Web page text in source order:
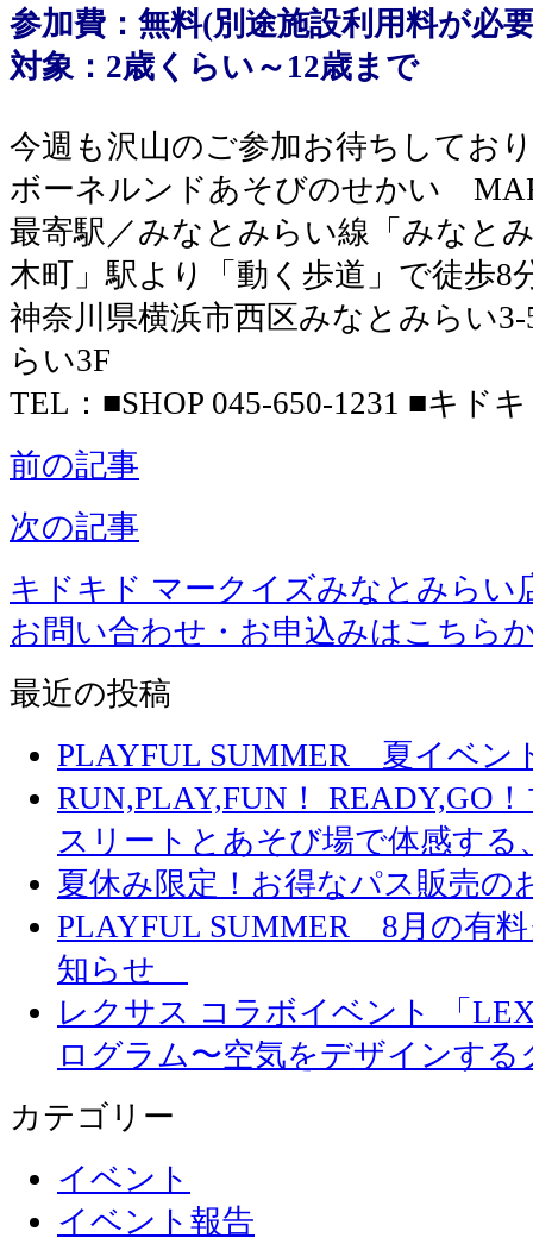
参加費：無料(別途施設利用料が必
対象：2歳くらい～12歳まで
今週も沢山のご参加お待ちしてお
ボーネルンドあそびのせかい
最寄駅／みなとみらい線「みなと
木町」駅より「動く歩道」で徒歩8
神奈川県横浜市西区みなとみらい
らい3F
TEL：■SHOP 045-650-1231 ■キド
前の記事
次の記事
キドキド マークイズみなとみらい
お問い合わせ・お申込みはこちら
最近の投稿
PLAYFUL SUMMER 夏イベ
RUN,PLAY,FUN！ READY,GO
スリートとあそび場で体感する
夏休み限定！お得なパス販売の
PLAYFUL SUMMER 8月の有
知らせ
レクサス コラボイベント 「
ログラム〜空気をデザインす
カテゴリー
イベント
イベント報告